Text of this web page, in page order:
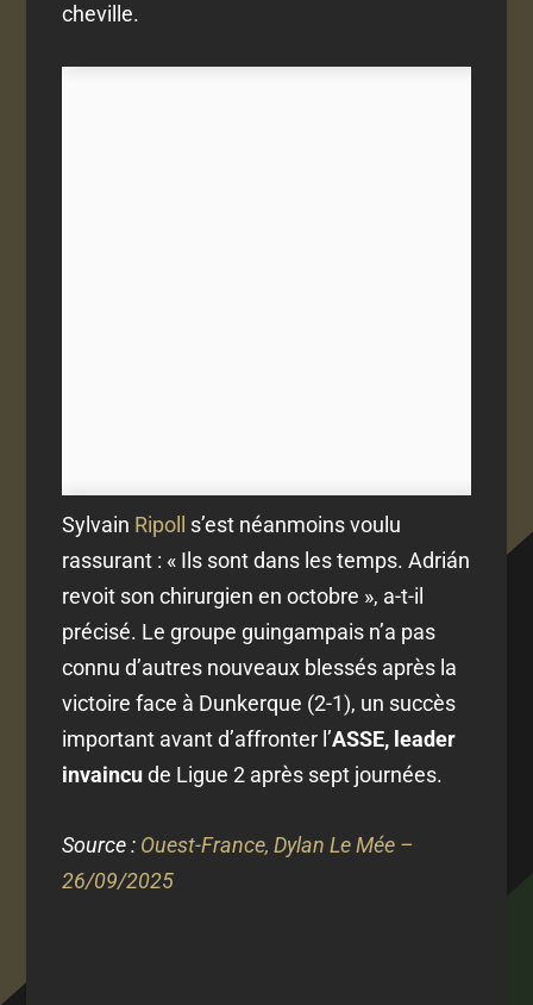
cheville.
Sylvain Ripoll
s’est néanmoins voulu
rassurant : « Ils sont dans les temps. Adrián
revoit son chirurgien en octobre », a-t-il
précisé. Le groupe guingampais n’a pas
connu d’autres nouveaux blessés après la
victoire face à Dunkerque (2-1), un succès
important avant d’affronter l’ASSE, leader
invaincude Ligue 2 après sept journées.
Source : Ouest-France, Dylan Le Mée –
26/09/2025